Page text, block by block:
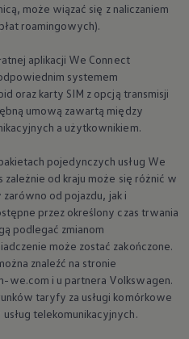
może wiązać się z naliczaniem
roamingowych).
aplikacji We Connect
systemem
oraz karty SIM z opcją transmisji
umową zawartą między
a użytkownikiem.
pojedynczych usług We
zależnie od kraju może się różnić w
zarówno od pojazdu, jak i
przez określony czas trwania
podlegać zmianom
może zostać zakończone.
znaleźć na stronie
we.com i u partnera Volkswagen.
taryfy za usługi komórkowe
telekomunikacyjnych.